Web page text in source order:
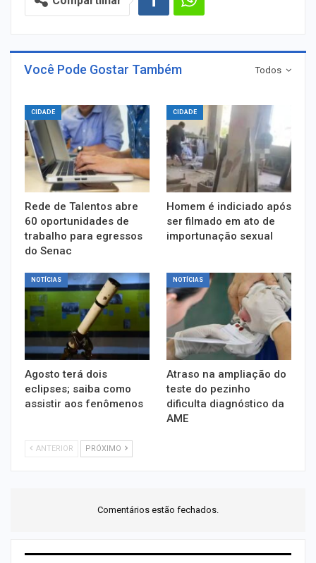
Todos
Você Pode Gostar Também
CIDADE
Rede de Talentos abre
60 oportunidades de
trabalho para egressos
do Senac
CIDADE
Homem é indiciado após
ser filmado em ato de
importunação sexual
NOTÍCIAS
Agosto terá dois
eclipses; saiba como
assistir aos fenômenos
NOTÍCIAS
Atraso na ampliação do
teste do pezinho
dificulta diagnóstico da
AME
ANTERIOR PRÓXIMO
Comentários estão fechados.